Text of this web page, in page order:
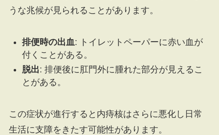
うな兆候が見られることがあります。
排便時の出血: トイレットペーパーに赤い血が
付くことがある。
脱出: 排便後に肛門外に腫れた部分が見えるこ
とがある。
この症状が進行すると内痔核はさらに悪化し日常
生活に支障をきたす可能性があります。